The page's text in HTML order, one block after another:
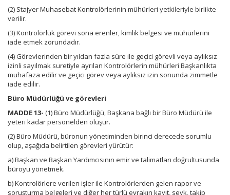
(2) Stajyer Muhasebat Kontrolörlerinin mühürleri yetkileriyle birlikte
verilir.
(3) Kontrolörlük görevi sona erenler, kimlik belgesi ve mühürlerini
iade etmek zorundadır.
(4) Görevlerinden bir yıldan fazla süre ile geçici görevli veya aylıksız
izinli sayılmak suretiyle ayrılan Kontrolörlerin mühürleri Başkanlıkta
muhafaza edilir ve geçici görev veya aylıksız izin sonunda zimmetle
iade edilir.
Büro Müdürlüğü ve görevleri
MADDE 13- (1) Büro Müdürlüğü, Başkana bağlı bir Büro Müdürü ile
yeteri kadar personelden oluşur.
(2) Büro Müdürü, büronun yönetiminden birinci derecede sorumlu
olup, aşağıda belirtilen görevleri yürütür:
a) Başkan ve Başkan Yardımcısının emir ve talimatları doğrultusunda
büroyu yönetmek.
b) Kontrolörlere verilen işler ile Kontrolörlerden gelen rapor ve
soruşturma belgeleri ve diğer her türlü evrakın kayıt, sevk, takip